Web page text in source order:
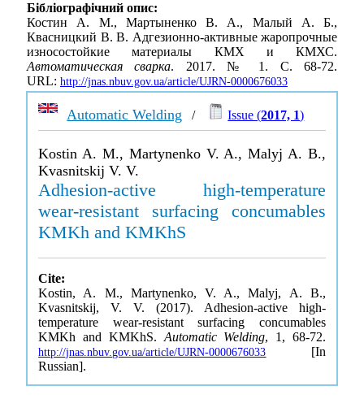
Бібліографічний опис:
Костин А. М., Мартыненко В. А., Малый А. Б.,
Квасницкий В. В. Адгезионно-активные жаропрочные
износостойкие материалы КМХ и КМХС.
Автоматическая сварка. 2017. № 1. С. 68-72.
URL: http://jnas.nbuv.gov.ua/article/UJRN-0000676033
Automatic Welding / Issue (2017, 1)
Kostin A. M., Martynenko V. A., Malyj A. B.,
Kvasnitskij V. V.
Adhesion-active high-temperature
wear-resistant surfacing concumables
KMKh and KMKhS
Cite:
Kostin, A. M., Martynenko, V. A., Malyj, A. B.,
Kvasnitskij, V. V. (2017). Adhesion-active high-
temperature wear-resistant surfacing concumables
KMKh and KMKhS. Automatic Welding, 1, 68-72.
http://jnas.nbuv.gov.ua/article/UJRN-0000676033 [In
Russian].